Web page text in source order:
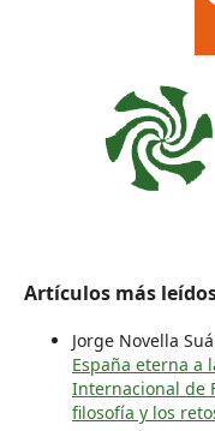
Artículos más
Jorge Novella
España eterna a
Internacional de
filosofía y los